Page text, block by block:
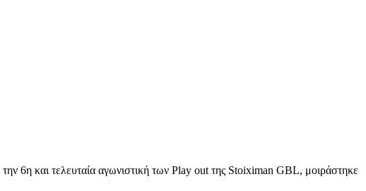
6η και τελευταία αγωνιστική των Play out της Stoiximan GBL, μοιράστηκε